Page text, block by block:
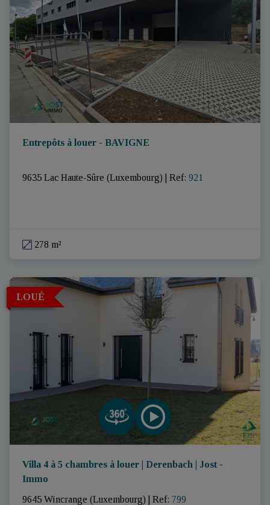
Entrepôts à louer - BAVIGNE
9635 Lac Haute-Sûre (Luxembourg) Ref: 921
278 m²
LOUÉ
Villa 4 à 5 chambres à louer | Derenbach | Jost -
Immo
9645 Wincrange (Luxembourg)
Ref: 799